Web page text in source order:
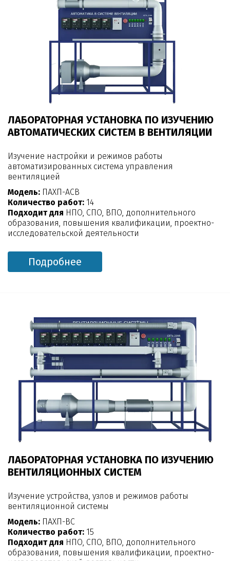
ЛАБОРАТОРНАЯ УСТАНОВКА ПО ИЗУЧЕНИЮ
АВТОМАТИЧЕСКИХ СИСТЕМ В ВЕНТИЛЯЦИИ
Изучение настройки и режимов работы
автоматизированных система управления
вентиляцией
Модель: ПАХП-АСВ
Количество работ: 14
Подходит для НПО, СПО, ВПО, дополнительного
образования, повышения квалификации, проектно-
исследовательской деятельности
Подробнее
ЛАБОРАТОРНАЯ УСТАНОВКА ПО ИЗУЧЕНИЮ
ВЕНТИЛЯЦИОННЫХ СИСТЕМ
Изучение устройства, узлов и режимов работы
вентиляционной системы
Модель: ПАХП-ВС
Количество работ: 15
Подходит для НПО, СПО, ВПО, дополнительного
образования, повышения квалификации, проектно-